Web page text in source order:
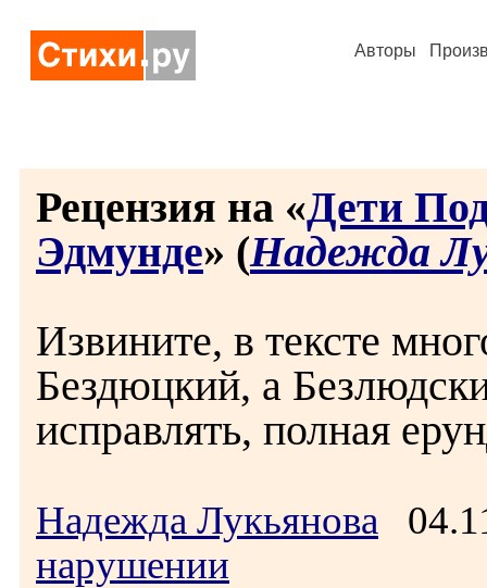
Авторы
Рецензия на «Дети
Эдмунде» (Надежда
Извините, в тексте
Бездюцкий, а
исправлять, полная
Надежда Лукьянова
нарушении